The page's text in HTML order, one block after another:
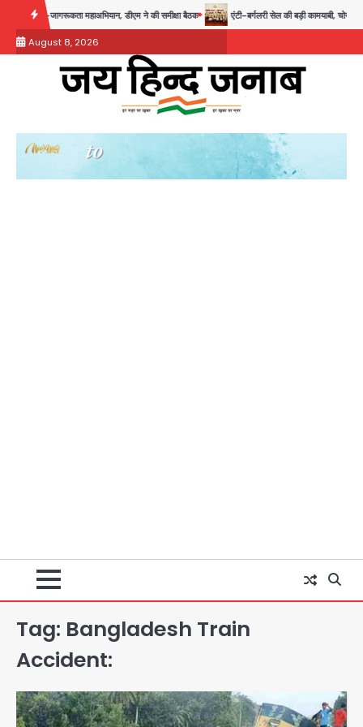
content
महाअभियान, डीएम ने की समीक्षा बैठक एंटी-बर्गलरी सेल की बड़ी कामयाबी, चोरी के माल की
August 8, 2026
Tag: Bangladesh Train
Accident:
Har Ghar Tiranga Campaign: